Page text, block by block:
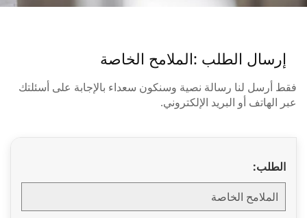
الطلب :الملامح الخاصة
أرسل لنا رسالة نصية وسنكون سعداء بالإجابة على أسئلتك
الهاتف أو البريد الإلكتروني.